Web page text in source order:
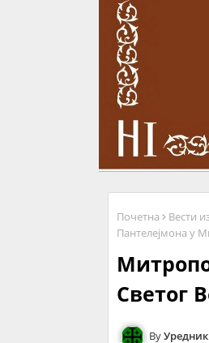
Почетна Вести
Пантелејмона у
Светог
Уредник